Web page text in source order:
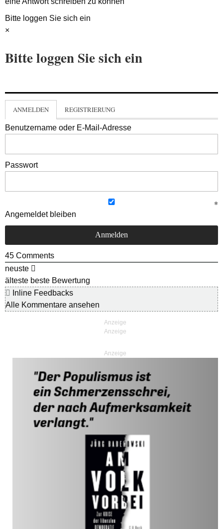
Bitte loggen Sie sich ein
×
Bitte loggen Sie sich ein
ANMELDEN REGISTRIERUNG
Benutzername oder E-Mail-Adresse
Passwort
Angemeldet bleiben
45 Comments
neuste
älteste beste Bewertung
Inline Feedbacks
Alle Kommentare ansehen
Anzeige